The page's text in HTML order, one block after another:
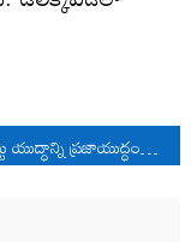
ఫాసిస్టు యుద్ధాన్ని ప్రజాయుద్ధంగా మార్చిన స్టాలిన్‌